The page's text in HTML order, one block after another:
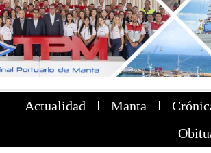
Actualidad Manta